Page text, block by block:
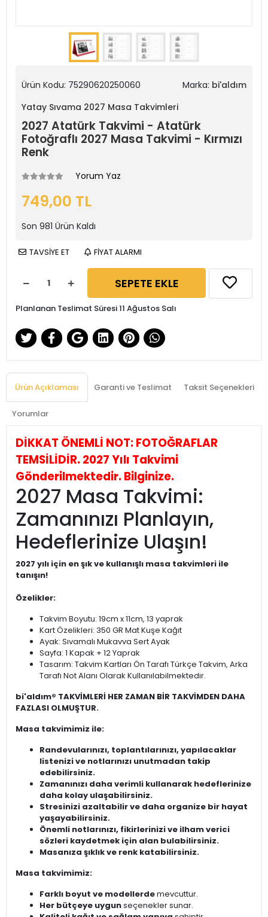
Ürün Kodu: 75290620250060 Marka: bi'aldım
Yatay Sıvama 2027 Masa Takvimleri
2027 Atatürk Takvimi - Atatürk
Fotoğraflı 2027 Masa Takvimi - Kırmızı
Renk
Yorum Yaz
749,00 TL
Son 981 Ürün Kaldı
TAVSİYE ET FİYAT ALARMI
SEPETE EKLE
Planlanan Teslimat Süresi 11 Ağustos Salı
Ürün Açıklaması Garanti ve Teslimat Taksit Seçenekleri
Yorumlar
DİKKAT ÖNEMLİ NOT: FOTOĞRAFLAR
TEMSİLİDİR. 2027 Yılı Takvimi
Gönderilmektedir. Bilginize.
2027 Masa Takvimi:
Zamanınızı Planlayın,
Hedeflerinize Ulaşın!
2027 yılı için en şık ve kullanışlı masa takvimleri ile
tanışın!
Özelikler:
Takvim Boyutu: 19cm x 11cm, 13 yaprak
Kart Özelikleri: 350 GR Mat Kuşe Kağıt
Ayak: Sıvamalı Mukavva Sert Ayak
Sayfa: 1 Kapak + 12 Yaprak
Tasarım: Takvim Kartları Ön Tarafı Türkçe Takvim, Arka
Tarafı Not Alanı Olarak Kullanılabilmektedir.
bi'aldım® TAKVİMLERİ HER ZAMAN BİR TAKVİMDEN DAHA
FAZLASI OLMUŞTUR.
Masa takvimimiz ile:
Randevularınızı, toplantılarınızı, yapılacaklar
listenizi ve notlarınızı unutmadan takip
edebilirsiniz.
Zamanınızı daha verimli kullanarak hedeflerinize
daha kolay ulaşabilirsiniz.
Stresinizi azaltabilir ve daha organize bir hayat
yaşayabilirsiniz.
Önemli notlarınızı, fikirlerinizi ve ilham verici
sözleri kaydetmek için alan bulabilirsiniz.
Masanıza şıklık ve renk katabilirsiniz.
Masa takvimimiz:
Farklı boyut ve modellerdemevcuttur.
Her bütçeye uygunseçenekler sunar.